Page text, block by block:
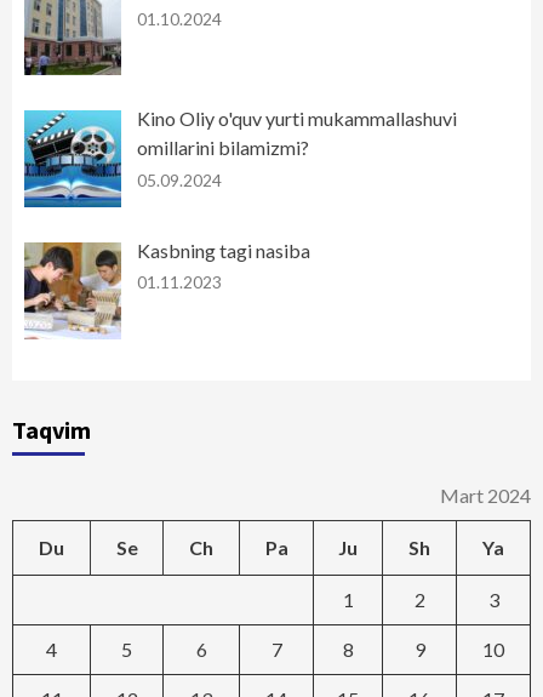
01.10.2024
Kino Oliy o'quv yurti mukammallashuvi
omillarini bilamizmi?
05.09.2024
Kasbning tagi nasiba
01.11.2023
Taqvim
Mart 2024
Du Se Ch Pa Ju Sh Ya
1 2 3
4 5 6 7 8 9 10